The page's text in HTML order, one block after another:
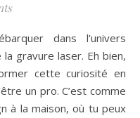
gravure laser. Eh bien,
cette curiosité en
un pro. C’est comme
à la maison, où tu peux